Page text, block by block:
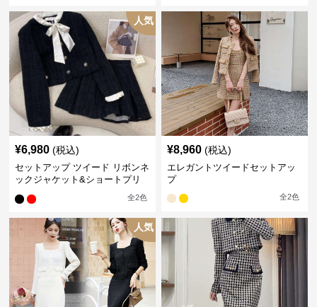
人気
¥6,980 (税込)
セットアップ ツイード リボンネ
ックジャケット&ショートプリ
全2色
¥8,960 (税込)
エレガントツイードセットアッ
プ
全2色
人気